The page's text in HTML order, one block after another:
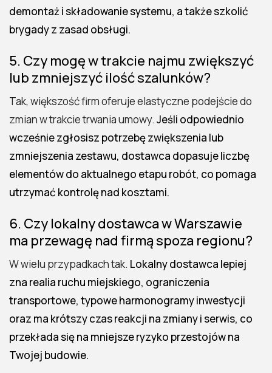
demontaż i składowanie systemu, a także szkolić
brygady z zasad obsługi.
5. Czy mogę w trakcie najmu zwiększyć
lub zmniejszyć ilość szalunków?
Tak, większość firm oferuje elastyczne podejście do
zmian w trakcie trwania umowy. Jeśli odpowiednio
wcześnie zgłosisz potrzebę zwiększenia lub
zmniejszenia zestawu, dostawca dopasuje liczbę
elementów do aktualnego etapu robót, co pomaga
utrzymać kontrolę nad kosztami.
6. Czy lokalny dostawca w Warszawie
ma przewagę nad firmą spoza regionu?
W wielu przypadkach tak. Lokalny dostawca lepiej
zna realia ruchu miejskiego, ograniczenia
transportowe, typowe harmonogramy inwestycji
oraz ma krótszy czas reakcji na zmiany i serwis, co
przekłada się na mniejsze ryzyko przestojów na
Twojej budowie.